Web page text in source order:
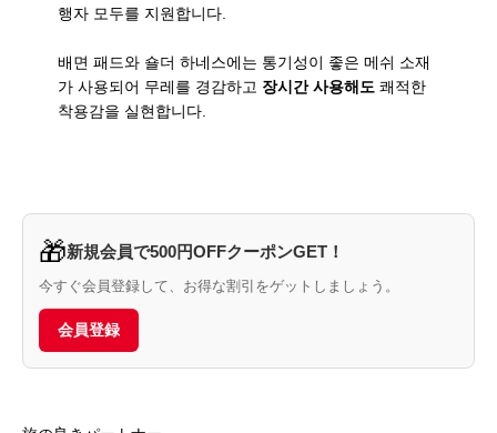
행자 모두를 지원합니다.
배면 패드와 숄더 하네스에는 통기성이 좋은 메쉬 소재
가 사용되어 무레를 경감하고 장시간 사용해도 쾌적한
착용감을 실현합니다.
🎁新規会員で500円OFFクーポンGET！
今すぐ会員登録して、お得な割引をゲットしましょう。
会員登録